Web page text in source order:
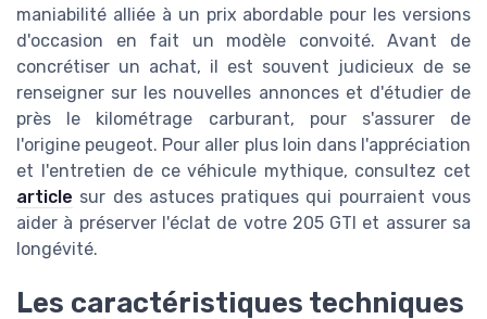
maniabilité alliée à un prix abordable pour les versions
d'occasion en fait un modèle convoité. Avant de
concrétiser un achat, il est souvent judicieux de se
renseigner sur les nouvelles annonces et d'étudier de
près le kilométrage carburant, pour s'assurer de
l'origine peugeot. Pour aller plus loin dans l'appréciation
et l'entretien de ce véhicule mythique, consultez cet
article sur des astuces pratiques qui pourraient vous
aider à préserver l'éclat de votre 205 GTI et assurer sa
longévité.
Les caractéristiques techniques